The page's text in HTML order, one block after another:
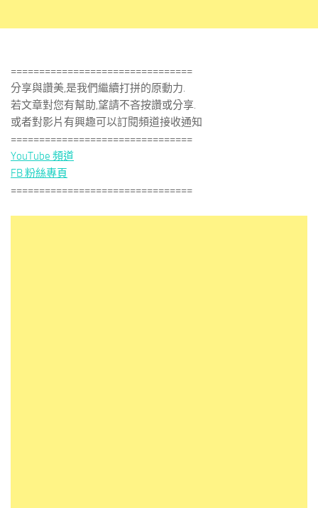
================================
分享與讚美,是我們繼續打拼的原動力.
若文章對您有幫助,望請不吝按讚或分享.
或者對影片有興趣可以訂閱頻道接收通知
================================
YouTube 頻道
FB 粉絲專頁
================================